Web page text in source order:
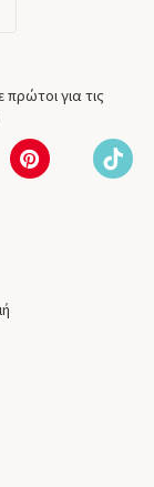
για τις